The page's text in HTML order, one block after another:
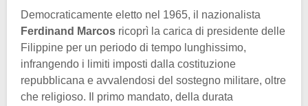
Democraticamente eletto nel 1965, il nazionalista
Ferdinand Marcos ricoprì la carica di presidente delle
Filippine per un periodo di tempo lunghissimo,
infrangendo i limiti imposti dalla costituzione
repubblicana e avvalendosi del sostegno militare, oltre
che religioso. Il primo mandato, della durata